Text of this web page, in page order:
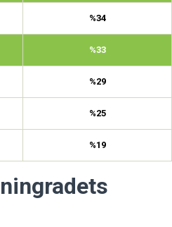
%34
%33
%29
%25
%19